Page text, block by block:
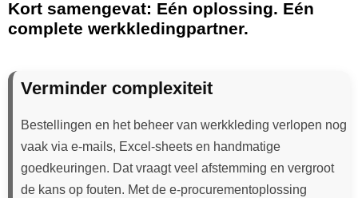
Kort samengevat: Eén oplossing. Eén
complete werkkledingpartner.
Verminder complexiteit
Bestellingen en het beheer van werkkleding verlopen nog
vaak via e-mails, Excel-sheets en handmatige
goedkeuringen. Dat vraagt veel afstemming en vergroot
de kans op fouten. Met de e-procurementoplossing